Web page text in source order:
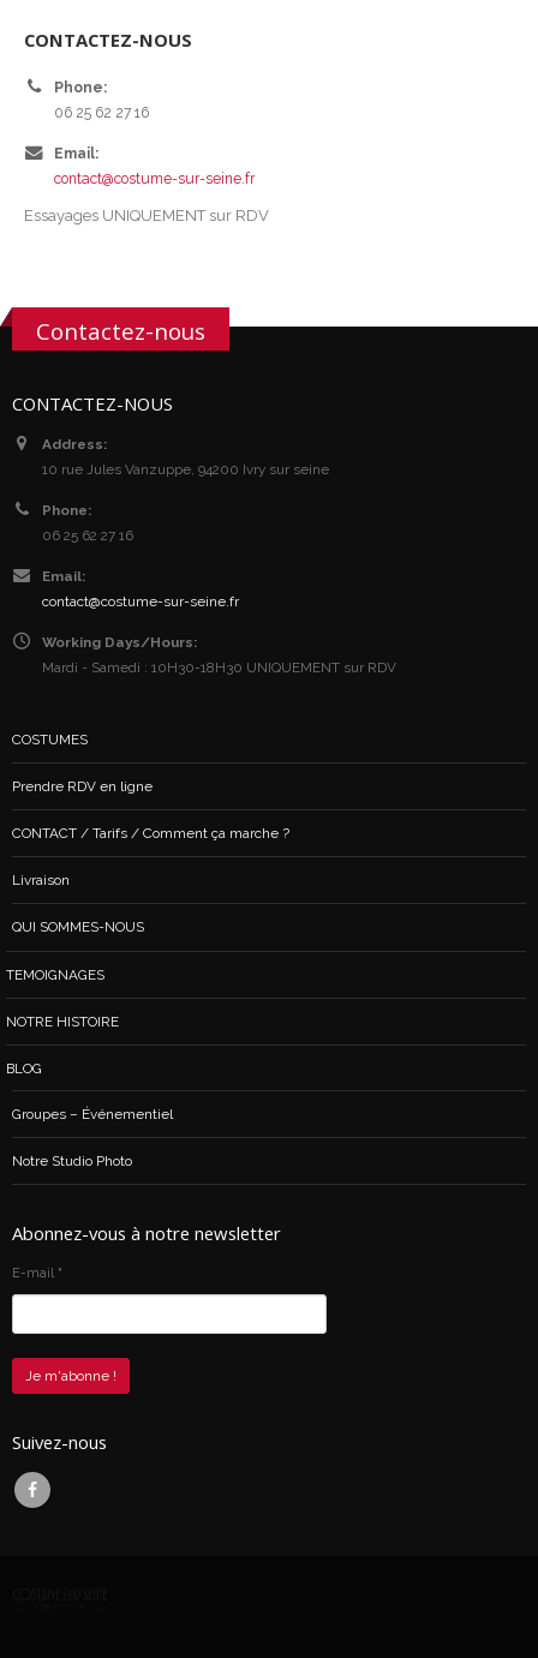
CONTACTEZ-NOUS
Phone:
06 25 62 27 16
Email:
contact@costume-sur-seine.fr
Essayages UNIQUEMENT sur RDV
Contactez-nous
CONTACTEZ-NOUS
Address:
10 rue Jules Vanzuppe, 94200 Ivry sur seine
Phone:
06 25 62 27 16
Email:
contact@costume-sur-seine.fr
Working Days/Hours:
Mardi - Samedi : 10H30-18H30 UNIQUEMENT sur RDV
COSTUMES
Prendre RDV en ligne
CONTACT / Tarifs / Comment ça marche ?
Livraison
QUI SOMMES-NOUS
TEMOIGNAGES
NOTRE HISTOIRE
BLOG
Groupes – Événementiel
Notre Studio Photo
Abonnez-vous à notre newsletter
E-mail *
Suivez-nous